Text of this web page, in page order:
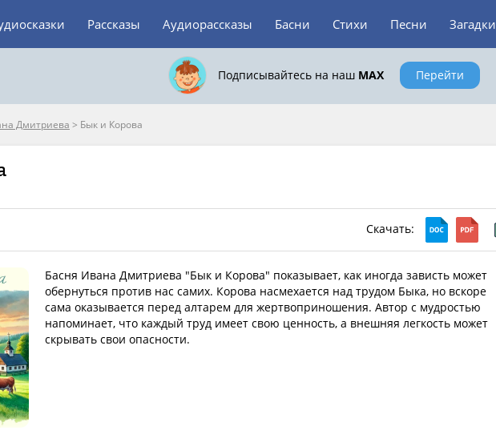
Рассказы Аудиорассказы Басни Стихи Песни Загадки
Подписывайтесь на наш MAX Перейти
Дмитриева > Бык и Корова
Скачать:
Басня Ивана Дмитриева "Бык и Корова" показывает, как иногда зависть может
обернуться против нас самих. Корова насмехается над трудом Быка, но вскоре
сама оказывается перед алтарем для жертвоприношения. Автор с мудростью
напоминает, что каждый труд имеет свою ценность, а внешняя легкость может
скрывать свои опасности.